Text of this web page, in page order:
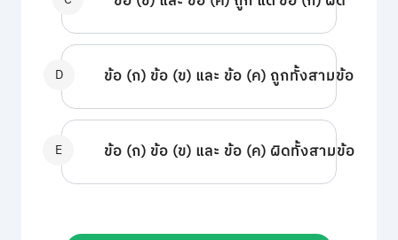
D ข้อ (ก) ข้อ (ข) และ ข้อ (ค) ถูกทั้งสามข้อ
E ข้อ (ก) ข้อ (ข) และ ข้อ (ค) ผิดทั้งสามข้อ